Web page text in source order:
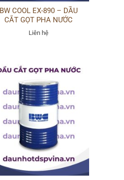
BW COOL EX-890 – DẦU
CẮT GỌT PHA NƯỚC
Liên hệ